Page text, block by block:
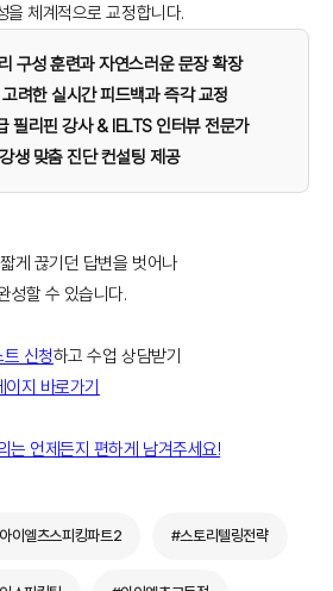
을 체계적으로 교정합니다.
구성 훈련과 자연스러운 문장 확장
고려한 실시간 피드백과 즉각 교정
필리핀 강사 & IELTS 인터뷰 전문가
생 맞춤 진단 컨설팅 제공
게 끊기던 답변을 벗어나
성할 수 있습니다.
신청하고 수업 상담받기
지 바로가기
는 언제든지 편하게 남겨주세요!
이엘츠스피킹파트2 #스토리텔링전략